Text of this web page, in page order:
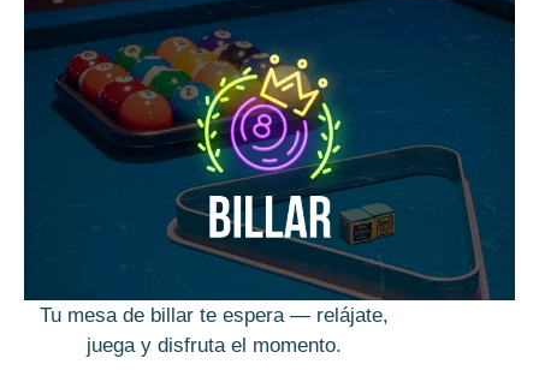
Tu mesa de billar te espera — relájate,
juega y disfruta el momento.